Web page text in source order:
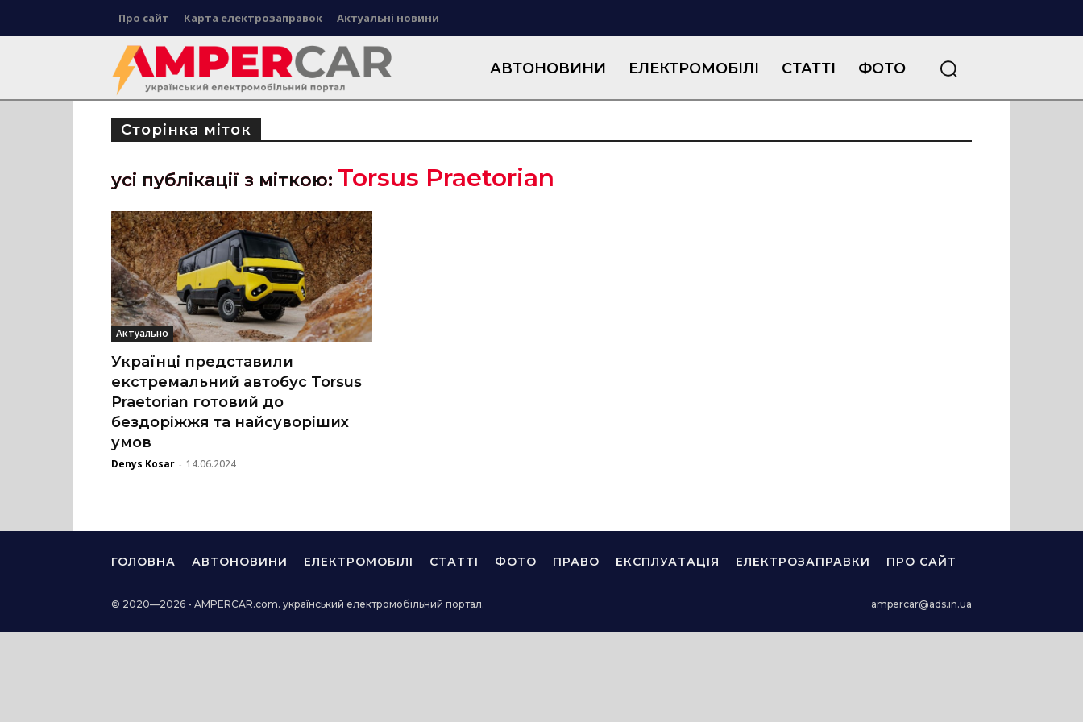
Про сайт Карта електрозаправок Актуальні новини
АВТОНОВИНИ ЕЛЕКТРОМОБІЛІ СТАТТІ ФОТО
Сторінка міток
усі публікації з міткою: Torsus Praetorian
Актуально
Українці представили
екстремальний автобус Torsus
Praetorian готовий до
бездоріжжя та найсуворіших
умов
Denys Kosar - 14.06.2024
ГОЛОВНА АВТОНОВИНИ ЕЛЕКТРОМОБІЛІ СТАТТІ ФОТО ПРАВО ЕКСПЛУАТАЦІЯ ЕЛЕКТРОЗАПРАВКИ ПРО САЙТ
© 2020—2026 - AMPERCAR.com. український електромобільний портал. ampercar@ads.in.ua